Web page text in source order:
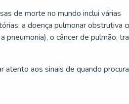
de morte no mundo inclui várias
a doença pulmonar obstrutiva
pneumonia), o câncer de pulmão,
atento aos sinais de quando